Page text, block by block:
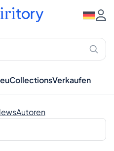
CollectionsVerkaufen
Autoren